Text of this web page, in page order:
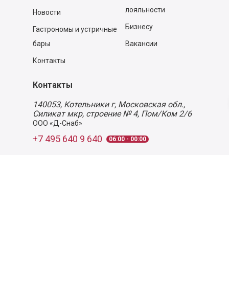
Новости
Гастрономы и устричные
бары
Контакты
лояльности
Бизнесу
Вакансии
Контакты
140053, Котельники г, Московская обл.,
Силикат мкр, строение № 4, Пом/Ком 2/6
ООО «Д-Снаб»
+7 495 640 9 640 06:00 - 00:00